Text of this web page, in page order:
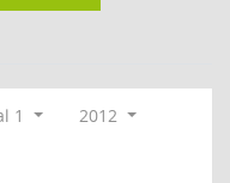
1
2012